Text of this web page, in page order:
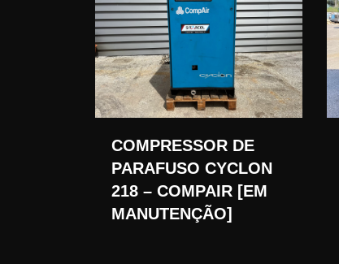
COMPRESSOR DE
PARAFUSO CYCLON
218 – COMPAIR [EM
MANUTENÇÃO]